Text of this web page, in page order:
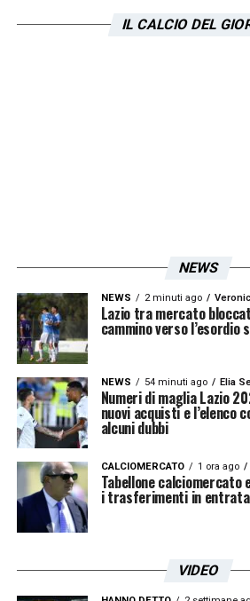
IL CALCIO DEL
NEWS
NEWS 2 minuti ago
Lazio tra mercato
cammino verso l’esordio
NEWS 54 minuti ago Elia
Numeri di maglia Lazio
nuovi acquisti e l’elenco
alcuni dubbi
CALCIOMERCATO 1 ora ago
Tabellone calciomercato
i trasferimenti in
VIDEO